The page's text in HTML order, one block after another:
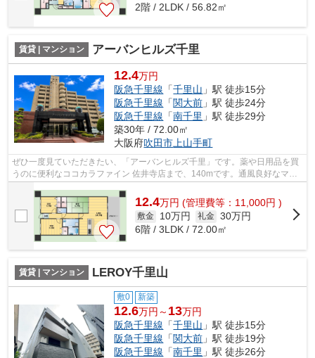
2階 / 2LDK / 56.82㎡
賃貸 | マンション アーバンヒルズ千里
12.4万円
阪急千里線 「千里山 」駅 徒歩15分
阪急千里線 「関大前 」駅 徒歩24分
阪急千里線 「南千里 」駅 徒歩29分
築30年 / 72.00㎡
大阪府吹田市 上山手町
ぜひ一度見ていただきたい、「アーバンヒルズ千里」です。薬や日用品を買
うのに便利なココカラファイン 佐井寺店まで、140mです。通風良好なマン
ションです。徒歩15分で駅へのアクセス...
12.4万円 (管理費等：11,000円 )
敷金 10万円 礼金 30万円
6階 / 3LDK / 72.00㎡
賃貸 | マンション LEROY千里山
敷0 新築
12.6万円～ 13万円
阪急千里線 「千里山 」駅 徒歩15分
阪急千里線 「関大前 」駅 徒歩19分
阪急千里線 「南千里 」駅 徒歩26分